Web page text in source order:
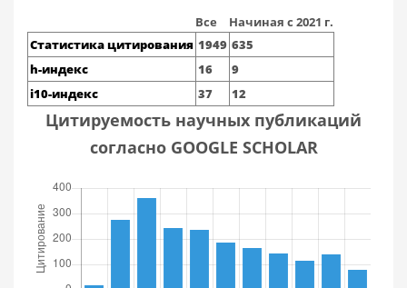
Все
Начиная с 2021 г.
Статистика цитирования 1949 635
h-индекс
16
9
i10-индекс
37 12
Цитируемость научных публикаций
согласно GOOGLE SCHOLAR